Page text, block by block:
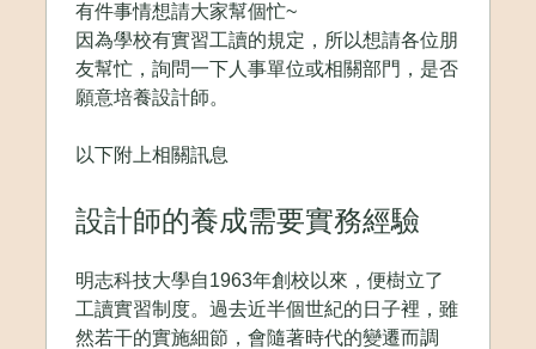
有件事情想請大家幫個忙~
因為學校有實習工讀的規定，所以想請各位朋
友幫忙，詢問一下人事單位或相關部門，是否
願意培養設計師。
以下附上相關訊息
設計師的養成需要實務經驗
明志科技大學自1963年創校以來，便樹立了
工讀實習制度。過去近半個世紀的日子裡，雖
然若干的實施細節，會隨著時代的變遷而調